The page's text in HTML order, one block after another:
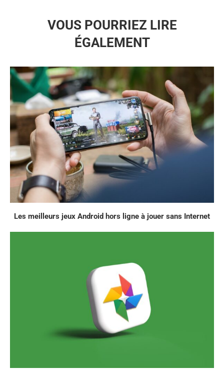
VOUS POURRIEZ LIRE
ÉGALEMENT
Les meilleurs jeux Android hors ligne à jouer sans Internet